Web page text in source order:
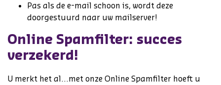
Pas als de e-mail schoon is, wordt deze
doorgestuurd naar uw mailserver!
Online Spamfilter: succes
verzekerd!
U merkt het al…met onze Online Spamfilter hoeft u